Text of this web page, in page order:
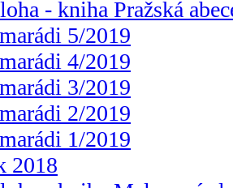
- kniha Pražská
5/2019
4/2019
3/2019
2/2019
1/2019
2018